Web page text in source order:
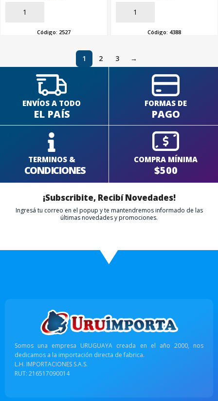
AÑADIR
Código: 2527
AÑADIR
Código: 4388
1 2 3 →
ENVÍOS A TODO
EL PAÍS
FORMAS DE
PAGO
TERMINOS &
CONDICIONES
COMPRA MÍNIMA
$500
¡Subscribite, Recibí Novedades!
Ingresá tu correo en el popup y te mantendremos informado de las
últimas novedades y promociones.
Somos una empresa URUGUAYA creada en el año 2000, nos
dedicamos a la importación directa de fabrica.
L.H. IMPORTACIONES S.A.S.
RUT: 216517090014